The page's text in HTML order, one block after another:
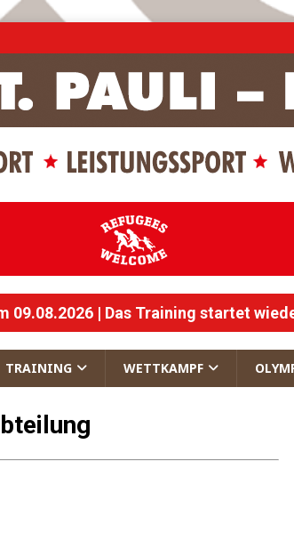
09.08.2026 | Das Training startet
TRAINING WETTKAMPF